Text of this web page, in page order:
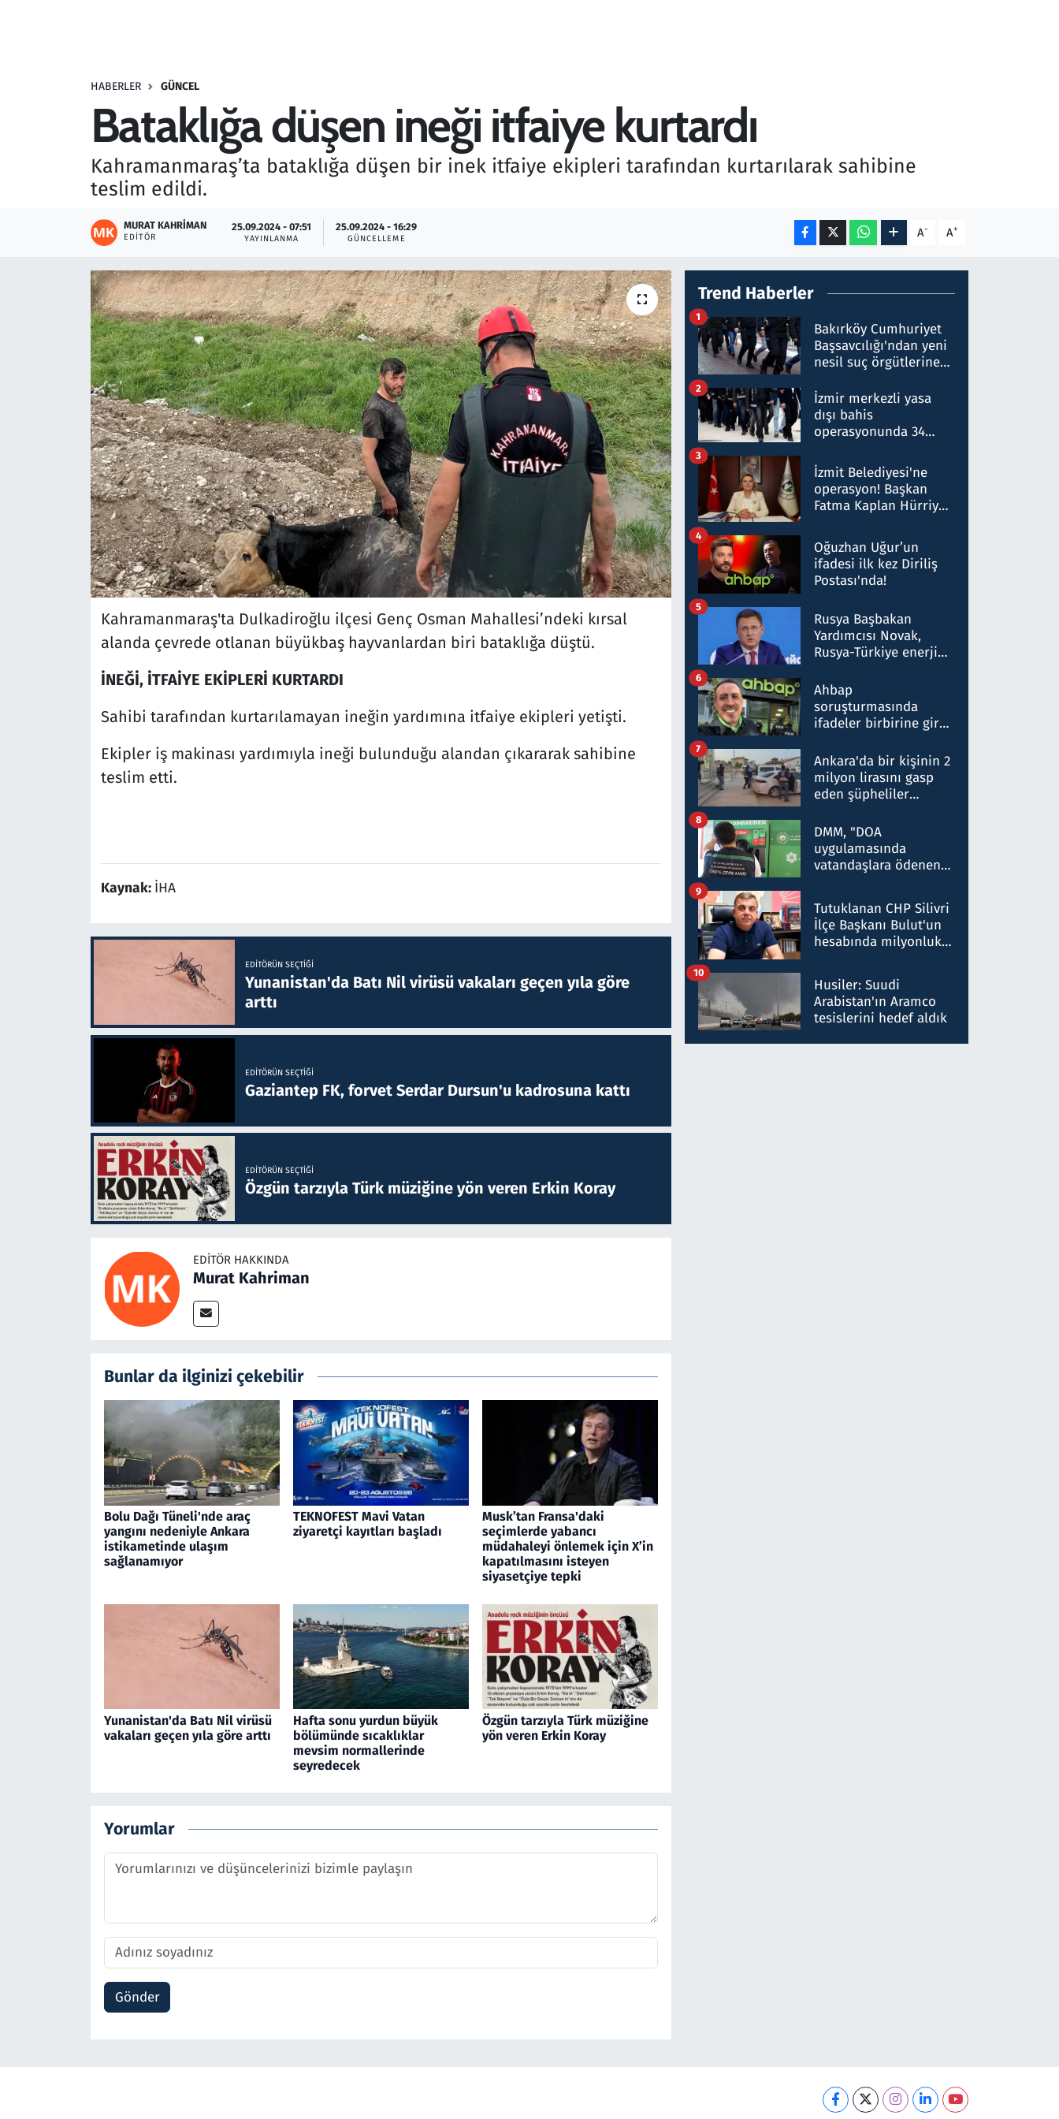
HABERLER GÜNCEL
Bataklığa düşen ineği itfaiye kurtardı
Kahramanmaraş’ta bataklığa düşen bir inek itfaiye ekipleri tarafından kurtarılarak sahibine
teslim edildi.
MURAT KAHRIMAN
EDITÖR
25.09.2024 - 07:51
YAYINLANMA
25.09.2024 - 16:29
GÜNCELLEME A- A+
Kahramanmaraş'ta Dulkadiroğlu ilçesi Genç Osman Mahallesi’ndeki kırsal
alanda çevrede otlanan büyükbaş hayvanlardan biri bataklığa düştü.
İNEĞİ, İTFAİYE EKİPLERİ KURTARDI
Sahibi tarafından kurtarılamayan ineğin yardımına itfaiye ekipleri yetişti.
Ekipler iş makinası yardımıyla ineği bulunduğu alandan çıkararak sahibine
teslim etti.
Kaynak: İHA
EDITÖRÜN SEÇTIĞI
Yunanistan'da Batı Nil virüsü vakaları geçen yıla göre
arttı
EDITÖRÜN SEÇTIĞI
Gaziantep FK, forvet Serdar Dursun'u kadrosuna kattı
EDITÖRÜN SEÇTIĞI
Özgün tarzıyla Türk müziğine yön veren Erkin Koray
EDITÖR HAKKINDA
Murat Kahriman
Bunlar da ilginizi çekebilir
Bolu Dağı Tüneli'nde araç
yangını nedeniyle Ankara
istikametinde ulaşım
sağlanamıyor
TEKNOFEST Mavi Vatan
ziyaretçi kayıtları başladı
Musk’tan Fransa'daki
seçimlerde yabancı
müdahaleyi önlemek için X’in
kapatılmasını isteyen
siyasetçiye tepki
Yunanistan'da Batı Nil virüsü
vakaları geçen yıla göre arttı
Hafta sonu yurdun büyük
bölümünde sıcaklıklar
mevsim normallerinde
seyredecek
Özgün tarzıyla Türk müziğine
yön veren Erkin Koray
Yorumlar
Gönder
Trend Haberler
Bakırköy Cumhuriyet
Başsavcılığı'ndan yeni
nesil suç örgütlerine
hakkında gözaltı kararı
1
İzmir merkezli yasa
dışı bahis
operasyonunda 34
Milyar liralık para
trafiği tespit edildi
2
İzmit Belediyesi'ne
operasyon! Başkan
Fatma Kaplan Hürriyet
3
Oğuzhan Uğur’un
ifadesi ilk kez Diriliş
Postası'nda!
4
Rusya Başbakan
Yardımcısı Novak,
Rusya-Türkiye enerji
nitelikte olduğunu
belirtti
5
Ahbap
soruşturmasında
ifadeler birbirine girdi:
ifadelerinden ortaya
çıkan tablo şok etti
6
Ankara'da bir kişinin 2
milyon lirasını gasp
eden şüpheliler
7
DMM, "DOA
uygulamasında
vatandaşlara ödenen
düşürüldüğü" iddiasını
yalanladı
8
Tutuklanan CHP Silivri
İlçe Başkanı Bulut'un
hesabında milyonluk
talimat verdi, ben
gönderdim
9
Husiler: Suudi
Arabistan'ın Aramco
tesislerini hedef aldık
10
Savunma Sanayi
Seçim 2023
Teknoloji ve Bilim
Televizyon